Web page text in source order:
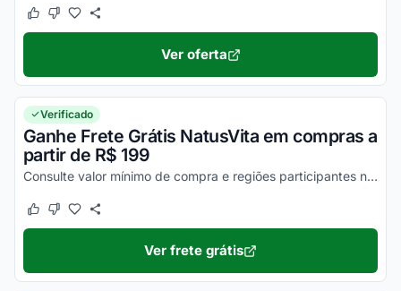
Este cupom funcionou
Este cupom não funcionou
Ver oferta
Verificado
Ganhe Frete Grátis NatusVita em compras a
partir de R$ 199
Consulte valor mínimo de compra e regiões participantes no site para essa condição e poupe agora.
Este cupom funcionou
Este cupom não funcionou
Ver frete grátis